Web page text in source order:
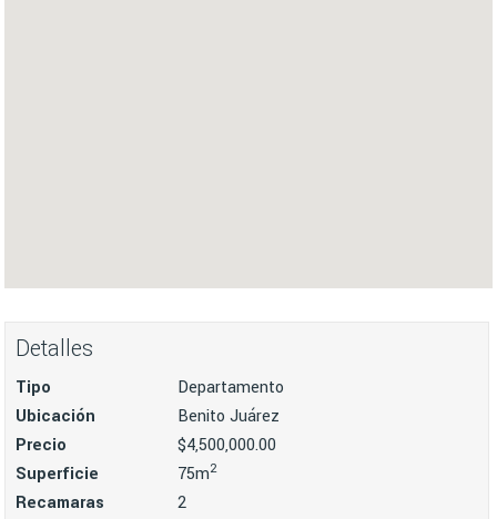
Detalles
Tipo
Departamento
Ubicación
Benito Juárez
Precio
$4,500,000.00
Superficie
75m2
Recamaras
2